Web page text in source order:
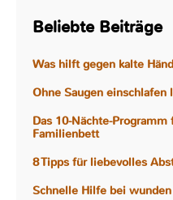
Beliebte Beiträge
Was hilft gegen kalte
Ohne Saugen einschlafen
Das 10-Nächte-
Familienbett
8 Tipps für liebevolles
Schnelle Hilfe bei